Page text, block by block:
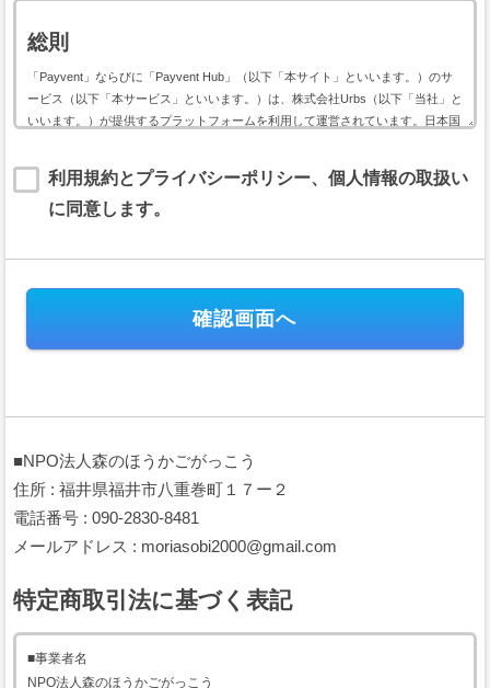
総則
「Payvent」ならびに「Payvent Hub」（以下「本サイト」といいます。）のサ
ービス（以下「本サービス」といいます。）は、株式会社Urbs（以下「当社」と
いいます。）が提供するプラットフォームを利用して運営されています。日本国
ト用サービス利用規約（以下「本規約」といいます。）に基づいて提供されま
す。
本規約には、本サービスの提供条件及び当社と登録ユーザー（以下「ユーザー」
ります。
第１条（規約の適用）
る場合に、当該会員と当社との間に適用されます。
的に適用され、本規約の一部を構成します。会員及びユーザーは、本サー
ビスを利用することにより、本規約等及びプライバシーポリシーの全ての
項目に同意したこととみなされます。
当社が当社ウェブサイト上で掲載する本サービス利用に関するルール
（URL）は、本規約の一部を構成します。
説明等とが異なる場合は、本規約の規定が優先して適用されるものとしま
す。
第２条（用語の定義）
「会員」とは、本規約等に同意の上、本サイトに会員登録をした法人、
利用規約とプライバシーポリシー、個人情報の取扱い
に同意します。
■NPO法人森のほうかごがっこう
住所 : 福井県福井市八重巻町１７ー２
電話番号 : 090-2830-8481
メールアドレス : moriasobi2000@gmail.com
特定商取引法に基づく表記
■事業者名
NPO法人森のほうかごがっこう